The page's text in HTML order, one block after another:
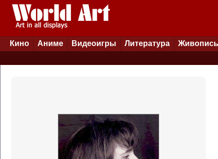
Кино Аниме Видеоигры Литература Живопись